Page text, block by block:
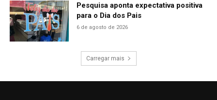
Pesquisa aponta expectativa positiva
para o Dia dos Pais
6 de agosto de 2026
Carregar mais